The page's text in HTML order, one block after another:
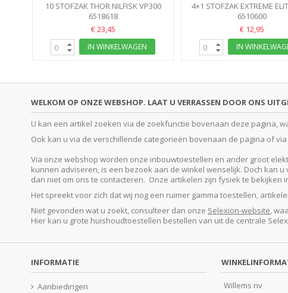
10 STOFZAK THOR NILFISK VP300
GSD1010 GD2000 GD910 GD911
6518618
€ 23,45
IN WINKELWAGEN
4+1 STOFZAK EXTREME
GM300/400X110 100 150
6510600
€ 12,95
IN
WELKOM OP ONZE WEBSHOP. LAAT U VERRASSEN DOOR ONS
U kan een artikel zoeken via de zoekfunctie bovenaan deze pagina,
Ook kan u via de verschillende categorieën bovenaan de pagina of
Via onze webshop worden onze inbouwtoestellen en ander groot
kunnen adviseren, is een bezoek aan de winkel wenselijk. Doch kan
dan niet om ons te contacteren. Onze artikelen zijn fysiek te bekijken
Het spreekt voor zich dat wij nog een ruimer gamma toestellen,
Niet gevonden wat u zoekt, consulteer dan onze Selexion-website,
Hier kan u grote huishoudtoestellen bestellen van uit de centrale
INFORMATIE
Aanbiedingen
Willems nv